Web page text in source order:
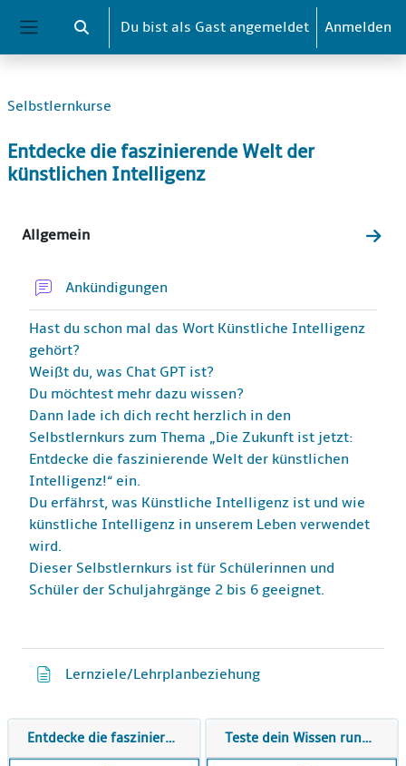
Zum Hauptinhalt
Website-Übersicht
Sucheingabe umschalten
Du bist als Gast angemeldet Anmelden
Selbstlernkurse
Entdecke die faszinierende Welt der
künstlichen Intelligenz
Allgemein
Ankündigungen
Hast du schon mal das Wort Künstliche Intelligenz
gehört?
Weißt du, was Chat GPT ist?
Du möchtest mehr dazu wissen?
Dann lade ich dich recht herzlich in den
Selbstlernkurs zum Thema „Die Zukunft ist jetzt:
Entdecke die faszinierende Welt der künstlichen
Intelligenz!“ ein.
Du erfährst, was Künstliche Intelligenz ist und wie
künstliche Intelligenz in unserem Leben verwendet
wird.
Dieser Selbstlernkurs ist für Schülerinnen und
Schüler der Schuljahrgänge 2 bis 6 geeignet.
Lernziele/LehrplanbeziehungTextseite
Entdecke die faszinierende Welt der künstlichen Intelligenz Teste dein Wissen rund um die Künstliche Intelligenz